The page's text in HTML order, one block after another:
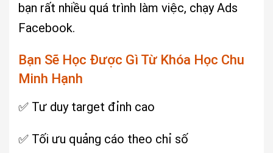
bạn rất nhiều quá trình làm việc, chạy Ads
Facebook.
Bạn Sẽ Học Được Gì Từ Khóa Học Chu
Minh Hạnh
✅ Tư duy target đỉnh cao
✅ Tối ưu quảng cáo theo chỉ số